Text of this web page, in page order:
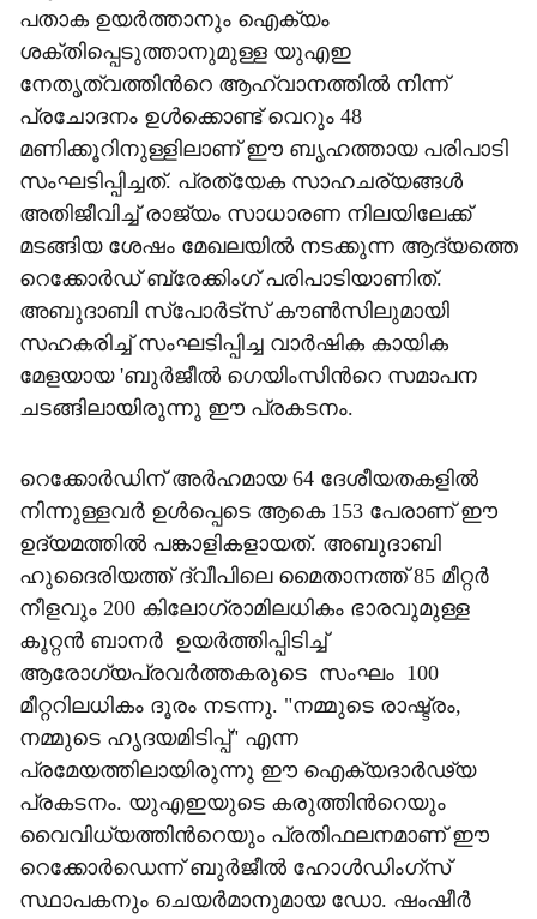
പതാക ഉയർത്താനും ഐക്യം
ശക്തിപ്പെടുത്താനുമുള്ള യുഎഇ
നേതൃത്വത്തിന്‍റെ ആഹ്വാനത്തിൽ നിന്ന്
പ്രചോദനം ഉൾക്കൊണ്ട് വെറും 48
മണിക്കൂറിനുള്ളിലാണ് ഈ ബൃഹത്തായ പരിപാടി
സംഘടിപ്പിച്ചത്. പ്രത്യേക സാഹചര്യങ്ങൾ
അതിജീവിച്ച് രാജ്യം സാധാരണ നിലയിലേക്ക്
മടങ്ങിയ ശേഷം മേഖലയിൽ നടക്കുന്ന ആദ്യത്തെ
റെക്കോർഡ് ബ്രേക്കിംഗ് പരിപാടിയാണിത്.
അബുദാബി സ്പോർട്സ് കൗൺസിലുമായി
സഹകരിച്ച് സംഘടിപ്പിച്ച വാർഷിക കായിക
മേളയായ 'ബുർജീൽ ഗെയിംസിന്‍റെ സമാപന
ചടങ്ങിലായിരുന്നു ഈ പ്രകടനം.
റെക്കോർഡിന് അർഹമായ 64 ദേശീയതകളിൽ
നിന്നുള്ളവർ ഉൾപ്പെടെ ആകെ 153 പേരാണ് ഈ
ഉദ്യമത്തിൽ പങ്കാളികളായത്. അബുദാബി
ഹുദൈരിയത്ത് ദ്വീപിലെ മൈതാനത്ത് 85 മീറ്റർ
നീളവും 200 കിലോഗ്രാമിലധികം ഭാരവുമുള്ള
കൂറ്റൻ ബാനർ ഉയർത്തിപ്പിടിച്ച്
ആരോഗ്യപ്രവർത്തകരുടെ സംഘം 100
മീറ്ററിലധികം ദൂരം നടന്നു. "നമ്മുടെ രാഷ്ട്രം,
നമ്മുടെ ഹൃദയമിടിപ്പ്" എന്ന
പ്രമേയത്തിലായിരുന്നു ഈ ഐക്യദാർഢ്യ
പ്രകടനം. യുഎഇയുടെ കരുത്തിന്‍റെയും
വൈവിധ്യത്തിന്‍റെയും പ്രതിഫലനമാണ് ഈ
റെക്കോർഡെന്ന് ബുർജീൽ ഹോൾഡിംഗ്സ്
സ്ഥാപകനും ചെയർമാനുമായ ഡോ. ഷംഷീർ